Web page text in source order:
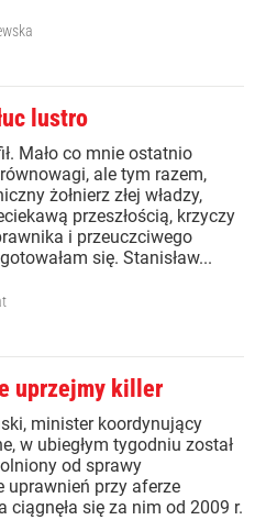
lustro
Mało co mnie ostatnio
ale tym razem,
żołnierz złej władzy,
przeszłością, krzyczy
i przeuczciwego
się. Stanisław...
uprzejmy killer
minister koordynujący
w ubiegłym tygodniu został
od sprawy
uprawnień przy aferze
ciągnęła się za nim od 2009 r.